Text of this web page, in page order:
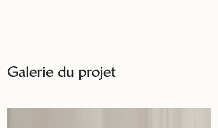
Galerie du projet